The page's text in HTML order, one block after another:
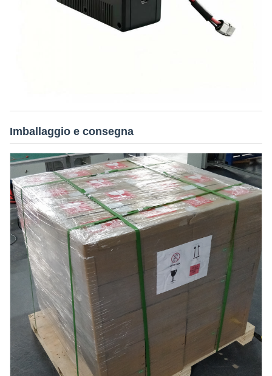
Imballaggio e consegna